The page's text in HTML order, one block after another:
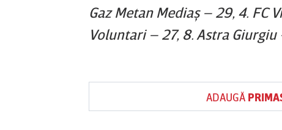
Gaz Metan Mediaş – 29, 4. FC
Voluntari – 27, 8. Astra
ADAUGĂ